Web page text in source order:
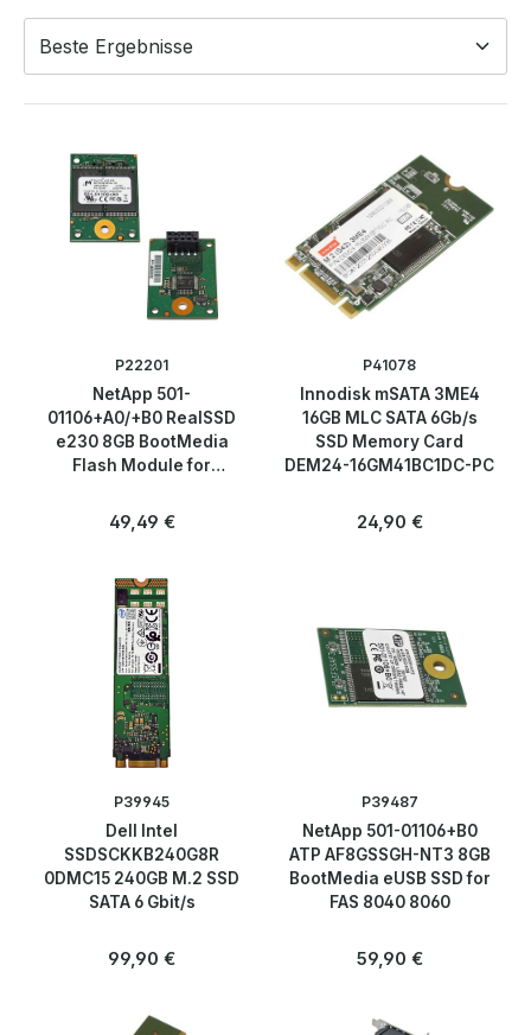
Kabel & Adapter
Komponenten & Ersatzteile
Netzwerktechnik
Peripherie & Zubehör
Speicherlösungen & SSDs
2,5" → SAS, SATA, SSD
3,5" → FC, SAS, SATA, SCSI
CompactFlash / SD Karten
M.2 / mSATA / SSD Cards
Rahmen & Caddys
SSD allgemein
USB Sticks
Telekommunikation
P22201
NetApp 501-
01106+A0/+B0 RealSSD
e230 8GB BootMedia
Flash Module for
Regulärer Preis:
49,49 €
P41078
Innodisk mSATA 3ME4
16GB MLC SATA 6Gb/s
SSD Memory Card
DEM24-16GM41BC1DC-PC
Regulärer Preis:
24,90 €
P39945
Dell Intel
SSDSCKKB240G8R
0DMC15 240GB M.2 SSD
SATA 6 Gbit/s
Regulärer Preis:
99,90 €
P39487
NetApp 501-01106+B0
ATP AF8GSSGH-NT3 8GB
BootMedia eUSB SSD for
FAS 8040 8060
Regulärer Preis:
59,90 €